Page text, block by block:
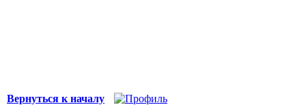
Вернуться к началу